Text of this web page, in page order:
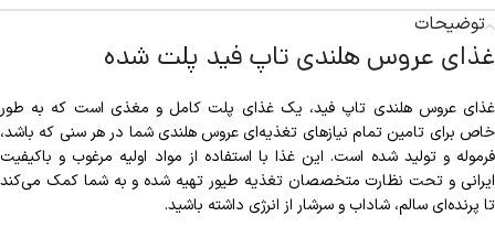
توضیحات
غذای عروس هلندی تاپ فید پلت شده
غذای عروس هلندی تاپ فید، یک غذای پلت کامل و مغذی است که به طور
خاص برای تامین تمام نیازهای تغذیه‌ای عروس هلندی شما در هر سنی که باشد،
فرموله و تولید شده است. این غذا با استفاده از مواد اولیه مرغوب و باکیفیت
ایرانی و تحت نظارت متخصصان تغذیه طیور تهیه شده و به شما کمک می‌کند
تا پرنده‌ای سالم، شاداب و سرشار از انرژی داشته باشید.